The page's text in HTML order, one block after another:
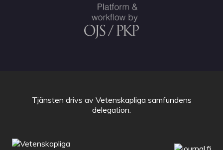
Tjänsten drivs av Vetenskapliga samfundens
delegation